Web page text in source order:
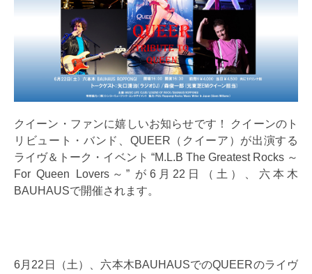
クイーン・ファンに嬉しいお知らせです！ クイーンのト
リビュート・バンド、QUEER（クイーア）が出演する
ライヴ＆トーク・イベント “M.L.B The Greatest Rocks ～
For Queen Lovers～” が6月22日（土）、六本木
BAUHAUSで開催されます。
6月22日（土）、六本木BAUHAUSでのQUEERのライヴ